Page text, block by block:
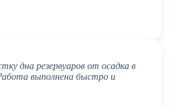
дна резервуаров от осадка в
выполнена быстро и